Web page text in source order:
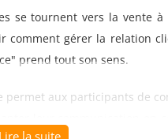
se tournent vers la vente à
comment gérer la relation
prend tout son sens.
aux participants de
Lire la suite